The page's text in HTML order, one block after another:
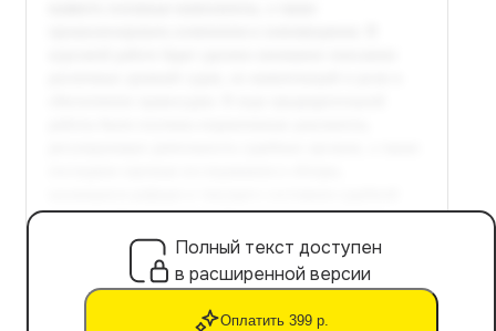
Полный текст доступен
в расширенной версии
Оплатить 399 р.